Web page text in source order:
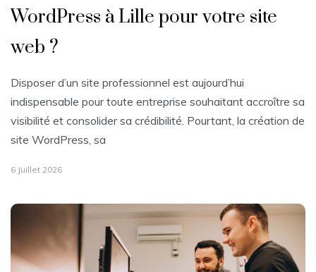
WordPress à Lille pour votre site
web ?
Disposer d’un site professionnel est aujourd’hui
indispensable pour toute entreprise souhaitant accroître sa
visibilité et consolider sa crédibilité. Pourtant, la création de
site WordPress, sa
6 Juillet 2026